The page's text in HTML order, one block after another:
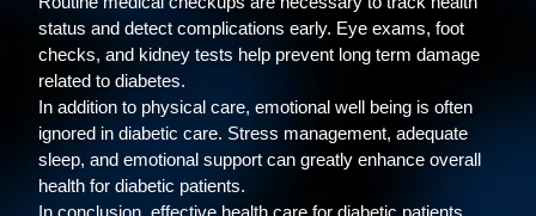
status and detect complications early. Eye exams, foot
checks, and kidney tests help prevent long term damage
related to diabetes.
In addition to physical care, emotional well being is often
ignored in diabetic care. Stress management, adequate
sleep, and emotional support can greatly enhance overall
health for diabetic patients.
In conclusion, effective health care for diabetic patients